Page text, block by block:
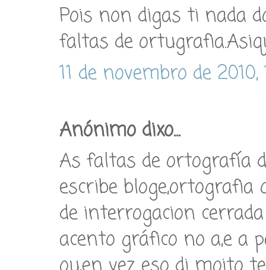
Pois non digas ti nada
faltas de
11 de novembro de 2010,
Anónimo dixo...
As faltas de ortografía
escribe bloge,ortografia
de interrogacion
acento gráfico no a,e a